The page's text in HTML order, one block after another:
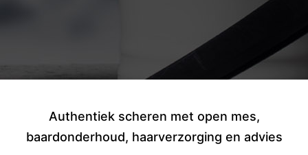
Authentiek scheren met open mes,
baardonderhoud, haarverzorging en advies